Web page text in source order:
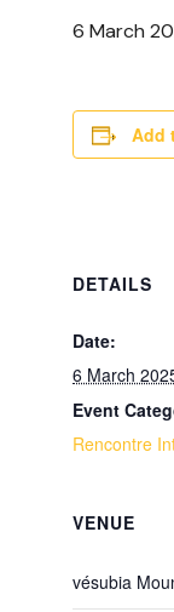
6 March
Add
DETAILS
Date:
6 March
Event
Rencontre
VENUE
vésubia